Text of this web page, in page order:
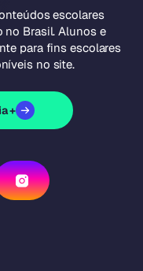
escolares
no Brasil. Alunos e
para fins escolares
no site.
+